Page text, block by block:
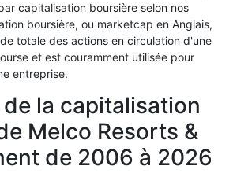
capitalisation boursière selon nos
boursière, ou marketcap en Anglais,
totale des actions en circulation d'une
et est couramment utilisée pour
entreprise.
la capitalisation
Melco Resorts &
de 2006 à 2026